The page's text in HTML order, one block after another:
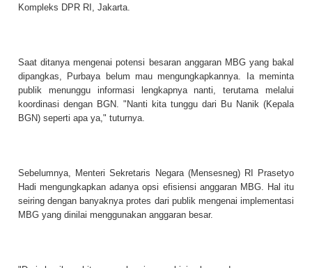
Kompleks DPR RI, Jakarta.
Saat ditanya mengenai potensi besaran anggaran MBG yang bakal
dipangkas, Purbaya belum mau mengungkapkannya. Ia meminta
publik menunggu informasi lengkapnya nanti, terutama melalui
koordinasi dengan BGN. "Nanti kita tunggu dari Bu Nanik (Kepala
BGN) seperti apa ya," tuturnya.
Sebelumnya, Menteri Sekretaris Negara (Mensesneg) RI Prasetyo
Hadi mengungkapkan adanya opsi efisiensi anggaran MBG. Hal itu
seiring dengan banyaknya protes dari publik mengenai implementasi
MBG yang dinilai menggunakan anggaran besar.